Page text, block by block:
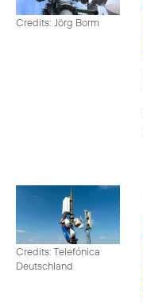
Credits: Jörg Borm
Credits: Telefónica
Deutschland